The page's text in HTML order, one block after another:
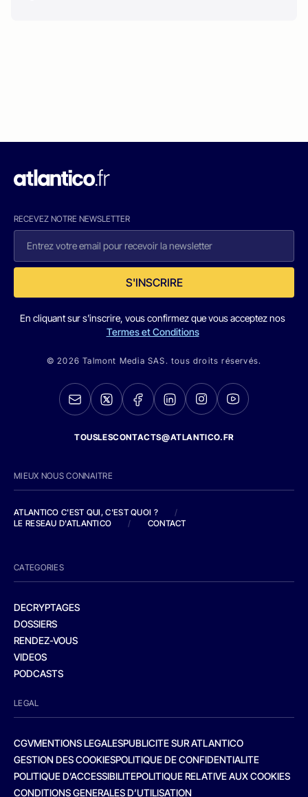
RECEVEZ NOTRE NEWSLETTER
S'INSCRIRE
En cliquant sur s'inscrire, vous confirmez que vous acceptez nos
Termes et Conditions
© 2026 Talmont Media SAS. tous droits réservés.
TOUSLESCONTACTS@ATLANTICO.FR
MIEUX NOUS CONNAITRE
ATLANTICO C'EST QUI, C'EST QUOI ?
/
LE RESEAU D'ATLANTICO
/ CONTACT
CATEGORIES
DECRYPTAGES
DOSSIERS
RENDEZ-VOUS
VIDEOS
PODCASTS
LEGAL
CGVMENTIONS LEGALESPUBLICITE SUR ATLANTICO
GESTION DES COOKIESPOLITIQUE DE CONFIDENTIALITE
POLITIQUE D’ACCESSIBILITEPOLITIQUE RELATIVE AUX COOKIES
CONDITIONS GENERALES D’UTILISATION